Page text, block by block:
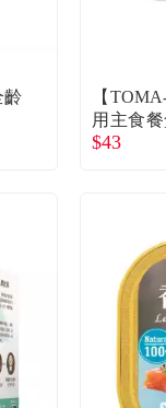
齡
【
用主食
（100g）
$43